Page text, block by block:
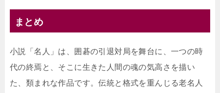
まとめ
小説「名人」は、囲碁の引退対局を舞台に、一つの時
代の終焉と、そこに生きた人間の魂の気高さを描い
た、類まれな作品です。伝統と格式を重んじる老名人